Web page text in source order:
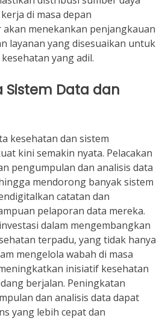
di masa depan
menekankan penjangkauan
layanan yang disesuaikan untuk
yang adil.
Sistem Data dan
kesehatan dan sistem
kini semakin nyata. Pelacakan
pengumpulan dan analisis data
mendorong banyak sistem
catatan dan
pelaporan data mereka.
dalam mengembangkan
terpadu, yang tidak hanya
mengelola wabah di masa
inisiatif kesehatan
berjalan. Peningkatan
dan analisis data dapat
yang lebih cepat dan